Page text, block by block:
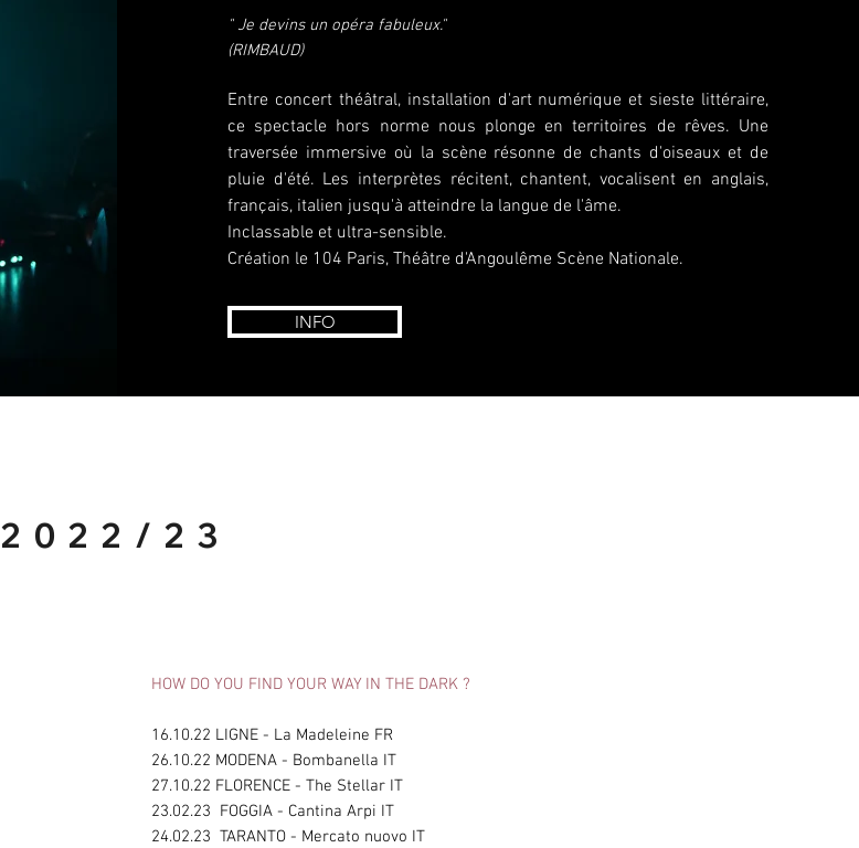
" Je devins un opéra fabuleux."
(RIMBAUD)
Entre concert théâtral, installation d'art numérique et sieste littéraire,
ce spectacle hors norme nous plonge en territoires de rêves. Une
traversée immersive où la scène résonne de chants d'oiseaux et de
pluie d'été. Les interprètes récitent, chantent, vocalisent en anglais,
français, italien jusqu'à atteindre la langue de l'âme.
Inclassable et ultra-sensible.
Création le 104 Paris, Théâtre d'Angoulême Scène Nationale.
INFO
2022/23
HOW DO YOU FIND YOUR WAY IN THE DARK ?
16.10.22 LIGNE - La Madeleine FR
26.10.22 MODENA - Bombanella IT
27.10.22 FLORENCE - The Stellar IT
23.02.23 FOGGIA - Cantina Arpi IT
24.02.23 TARANTO - Mercato nuovo IT